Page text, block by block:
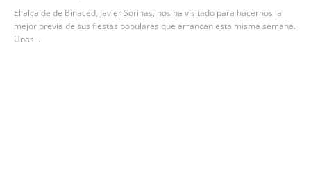
El alcalde de Binaced, Javier Sorinas, nos ha visitado para hacernos la
mejor previa de sus fiestas populares que arrancan esta misma semana.
Unas...